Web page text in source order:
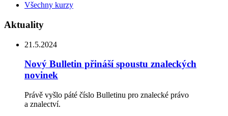
Všechny kurzy
Aktuality
21.5.2024
Nový Bulletin přináší spoustu znaleckých
novinek
Právě vyšlo páté číslo Bulletinu pro znalecké právo
a znalectví.